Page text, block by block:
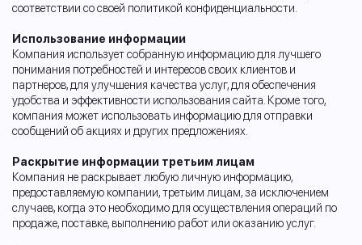
соответствии со своей политикой конфиденциальности.
Использование информации
Компания использует собранную информацию для лучшего
понимания потребностей и интересов своих клиентов и
партнеров, для улучшения качества услуг, для обеспечения
удобства и эффективности использования сайта. Кроме того,
компания может использовать информацию для отправки
сообщений об акциях и других предложениях.
Раскрытие информации третьим лицам
Компания не раскрывает любую личную информацию,
предоставляемую компании, третьим лицам, за исключением
случаев, когда это необходимо для осуществления операций по
продаже, поставке, выполнению работ или оказанию услуг.